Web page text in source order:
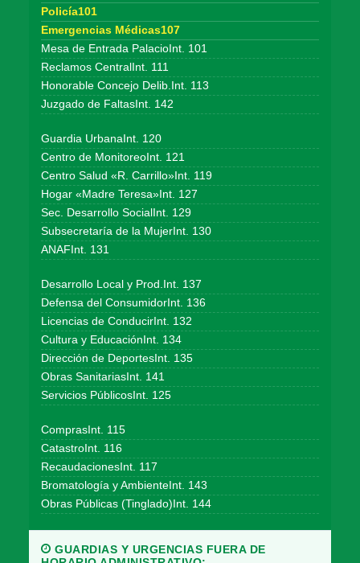
Policía101
Emergencias Médicas107
Mesa de Entrada PalacioInt. 101
Reclamos CentralInt. 111
Honorable Concejo Delib.Int. 113
Juzgado de FaltasInt. 142
Guardia UrbanaInt. 120
Centro de MonitoreoInt. 121
Centro Salud «R. Carrillo»Int. 119
Hogar «Madre Teresa»Int. 127
Sec. Desarrollo SocialInt. 129
Subsecretaría de la MujerInt. 130
ANAFInt. 131
Desarrollo Local y Prod.Int. 137
Defensa del ConsumidorInt. 136
Licencias de ConducirInt. 132
Cultura y EducaciónInt. 134
Dirección de DeportesInt. 135
Obras SanitariasInt. 141
Servicios PúblicosInt. 125
ComprasInt. 115
CatastroInt. 116
RecaudacionesInt. 117
Bromatología y AmbienteInt. 143
Obras Públicas (Tinglado)Int. 144
GUARDIAS Y URGENCIAS FUERA DE